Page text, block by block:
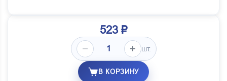
523 ₽
шт.
В КОРЗИНУ